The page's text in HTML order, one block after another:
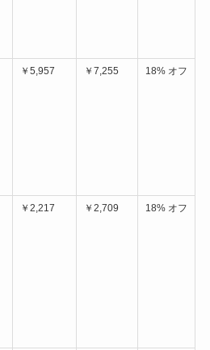
￥5,957 ￥7,255 18% オフ
￥2,217 ￥2,709 18% オフ